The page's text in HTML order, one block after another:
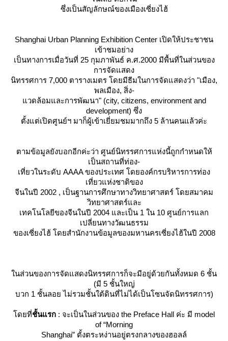
ซึ่งเป็นสัญลักษณ์ของเมืองเซี่ยงไฮ้
Shanghai Urban Planning Exhibition Center เปิดให้ประชาชน
เข้าชมอย่าง
เป็นทางการเมื่อวันที่ 25 กุมภาพันธ์ ค.ศ.2000 มีพื้นที่ในส่วนของ
การจัดแสดง
นิทรรศการ 7,000 ตารางเมตร โดยมีธีมในการจัดแสดงว่า "เมือง,
พลเมือง, สิ่ง-
วดล้อมและการพัฒนา" (city, citizens, environment and
development) ซึ่ง
ตั้งแต่เปิดศูนย์ฯ มาก็ผู้เข้าเยี่ยมชมมากถึง 5 ล้านคนแล้วค่ะ
ตามข้อมูลยังบอกอีกค่ะว่า ศูนย์นิทรรศการแห่งนี้ถูกกำหนดให้
เป็นสถานที่ท่อง-
เที่ยวในระดับ AAAA ของประเทศ โดยองค์กรบริหารการท่อง
เที่ยวแห่งชาติของ
จีนในปี 2002 , เป็นฐานการศึกษาทางวิทยาศาสตร์ โดยสมาคม
วิทยาศาสตร์และ
เทคโนโลยีของจีนในปี 2004 และเป็น 1 ใน 10 ศูนย์การแลก
เปลี่ยนทางวัฒนธรรม
ของเซี่ยงไฮ้ โดยสำนักงานข้อมูลของมหานครเซี่ยงไฮ้ในปี 2008
นส่วนของการจัดแสดงนิทรรศการก็จะมีอยู่ด้วยกันทั้งหมด 6 ชั้น
(มี 5 ชั้นใหญ่
บวก 1 ชั้นลอย ไม่รวมชั้นใต้ดินที่ไม่ได้เป็นโซนจัดนิทรรศการ)
ดยที่ชั้นแรก : จะเป็นในส่วนของ the Preface Hall ค่ะ มี model
of “Morning
Shanghai” ตั้งตระหง่านอยู่ตรงกลางของฮอลล์